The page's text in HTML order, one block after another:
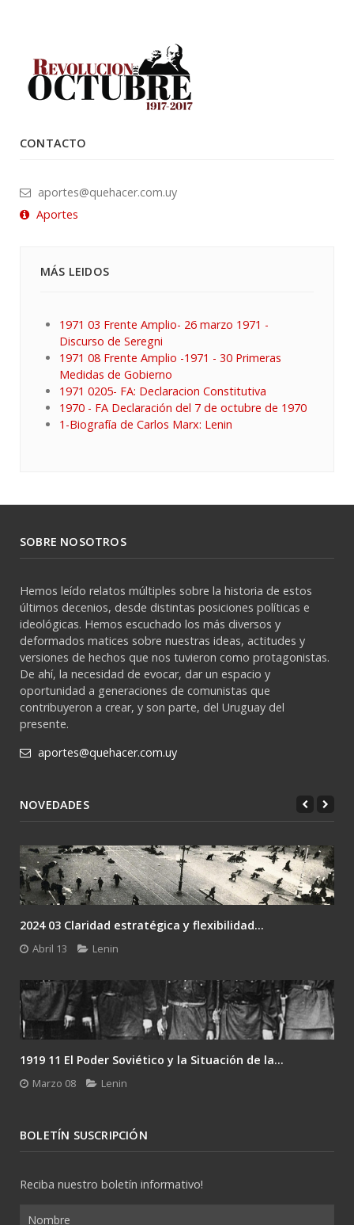
CONTACTO
aportes@quehacer.com.uy
Aportes
MÁS LEIDOS
1971 03 Frente Amplio- 26 marzo 1971 -
Discurso de Seregni
1971 08 Frente Amplio -1971 - 30 Primeras
Medidas de Gobierno
1971 0205- FA: Declaracion Constitutiva
1970 - FA Declaración del 7 de octubre de 1970
1-Biografía de Carlos Marx: Lenin
SOBRE NOSOTROS
Hemos leído relatos múltiples sobre la historia de estos
últimos decenios, desde distintas posiciones políticas e
ideológicas. Hemos escuchado los más diversos y
deformados matices sobre nuestras ideas, actitudes y
versiones de hechos que nos tuvieron como protagonistas.
De ahí, la necesidad de evocar, dar un espacio y
oportunidad a generaciones de comunistas que
contribuyeron a crear, y son parte, del Uruguay del
presente.
aportes@quehacer.com.uy
NOVEDADES
2024 03 Claridad estratégica y flexibilidad...
Abril 13 Lenin
1919 11 El Poder Soviético y la Situación de la...
Marzo 08 Lenin
BOLETÍN SUSCRIPCIÓN
Reciba nuestro boletín informativo!